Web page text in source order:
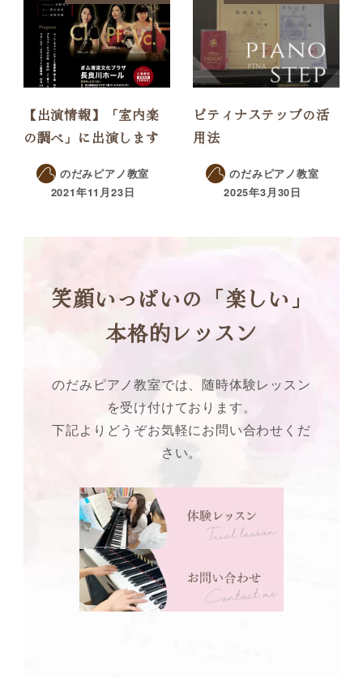
【出演情報】「室内楽
の調べ」に出演します
のだみピアノ教室
2021年11月23日
ピティナステップの活
用法
のだみピアノ教室
2025年3月30日
笑顔いっぱいの「楽しい」
本格的レッスン
のだみピアノ教室では、随時体験レッスン
を受け付けております。
下記よりどうぞお気軽にお問い合わせくだ
さい。